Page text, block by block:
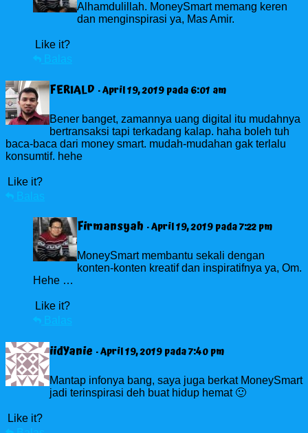
Alhamdulillah. MoneySmart memang keren
dan menginspirasi ya, Mas Amir.
Like it?
Balas
FERIALD · April 19, 2019 pada 6:01 am
Bener banget, zamannya uang digital itu mudahnya
bertransaksi tapi terkadang kalap. haha boleh tuh
baca-baca dari money smart. mudah-mudahan gak terlalu
konsumtif. hehe
Like it?
Balas
Firmansyah · April 19, 2019 pada 7:22 pm
MoneySmart membantu sekali dengan
konten-konten kreatif dan inspiratifnya ya, Om.
Hehe …
Like it?
Balas
iidYanie · April 19, 2019 pada 7:40 pm
Mantap infonya bang, saya juga berkat MoneySmart
jadi terinspirasi deh buat hidup hemat 🙂
Like it?